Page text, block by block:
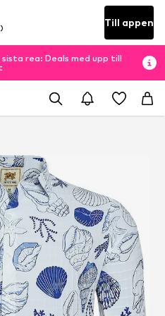
Till appen
sista rea: Deals med upp till